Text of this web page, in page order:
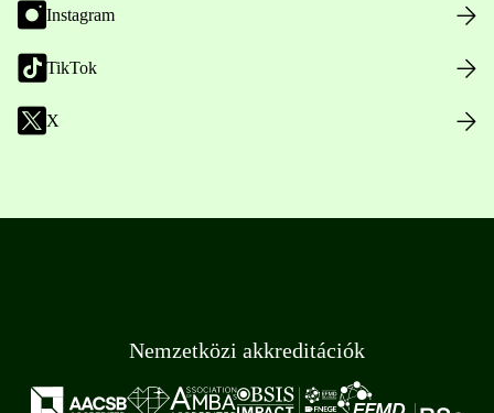
Instagram
TikTok
X
Nemzetközi akkreditációk